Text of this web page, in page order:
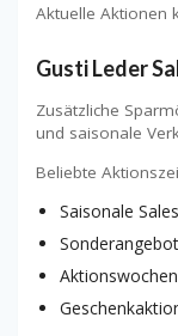
Aktuelle Aktionen
Gusti Leder
Zusätzliche
und saisonale
Beliebte
Saisonale Sales
Aktionswochen